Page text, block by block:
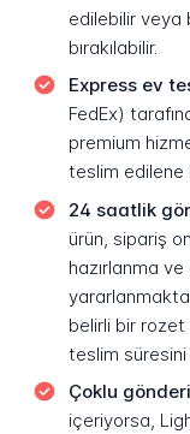
edilebilir veya
bırakılabilir.
Express ev
FedEx)
premium
teslim edilene
24 saatlik
ürün, sipariş
hazırlanma
belirli bir
teslim süresini
Çoklu
içeriyorsa,